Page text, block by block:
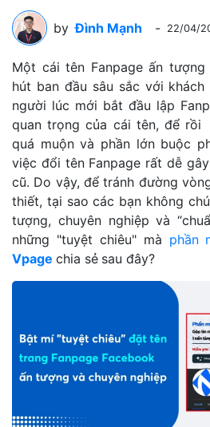
by Đình Mạnh - 22/04/
Một cái tên Fanpage ấn
hút ban đầu sâu sắc với
người lúc mới bắt đầu lập
quan trọng của cái tên, để
quá muộn và phần lớn buộc
việc đổi tên Fanpage rất dễ
cũ. Do vậy, để tránh đường
thiết, tại sao các bạn không
tượng, chuyên nghiệp và
những "tuyệt chiêu" mà phần
Vpage chia sẻ sau đây?